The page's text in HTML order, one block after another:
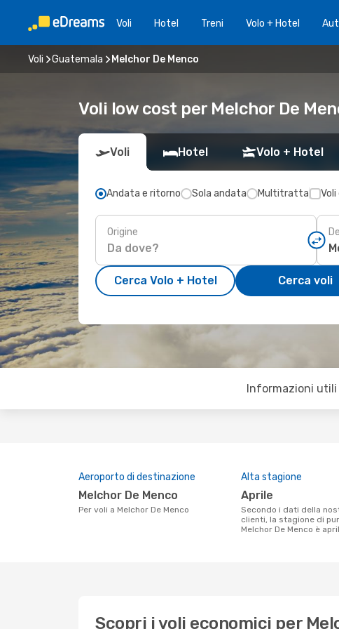
Voli Hotel Treni Volo + Hotel
Voli Guatemala Melchor De Menco
Voli low cost per Melchor De
Voli Hotel Volo + Hotel
Andata e ritorno Sola andata Multitratta
Origine
Cerca Volo + Hotel Cerca voli
Informazioni utili
Aeroporto di destinazione
Melchor De Menco
Per voli a Melchor De Menco
Alta stagione
aprile
Secondo i dati della nostra ricerca
clienti, la stagione di
Melchor De Menco è
Scopri i voli economici per